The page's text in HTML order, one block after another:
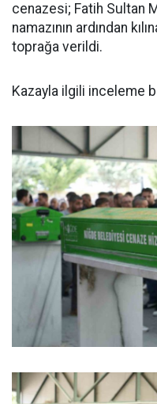
cenazesi; Fatih Sultan
namazının ardından
toprağa verildi.
Kazayla ilgili inceleme